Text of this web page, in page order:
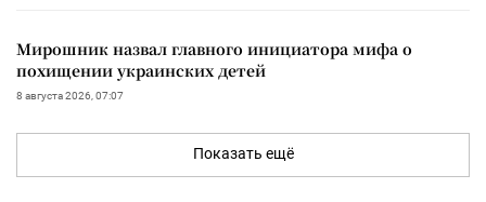
Мирошник назвал главного инициатора мифа о
похищении украинских детей
8 августа 2026, 07:07
Показать ещё